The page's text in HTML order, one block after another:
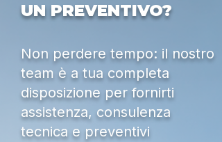
UN PREVENTIVO?
Non perdere tempo: il nostro
team è a tua completa
disposizione per fornirti
assistenza, consulenza
tecnica e preventivi